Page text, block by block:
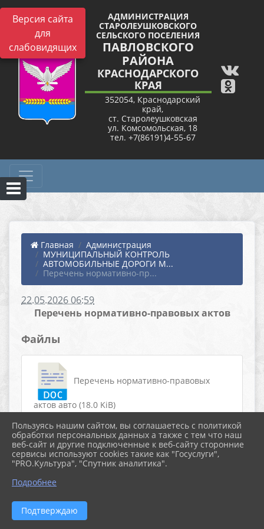
Версия сайта
для
слабовидящих
АДМИНИСТРАЦИЯ
СТАРОЛЕУШКОВСКОГО
СЕЛЬСКОГО ПОСЕЛЕНИЯ
ПАВЛОВСКОГО
РАЙОНА
КРАСНОДАРСКОГО
КРАЯ
352054, Краснодарский
край,
ст. Старолеушковская
ул. Комсомольская, 18
тел. +7(86191)4-55-67
Главная
Администрация
МУНИЦИПАЛЬНЫЙ КОНТРОЛЬ
АВТОМОБИЛЬНЫЕ ДОРОГИ М...
Перечень нормативно-пр...
22.05.2026 06:59
Перечень нормативно-правовых актов
Файлы
Перечень нормативно-правовых
актов авто (18.0 KiB)
2026 г. старолеушковское.рф
Карта сайта
Политика обработки персональных данных
Пользуясь нашим сайтом, вы соглашаетесь с политикой
обработки персональных данных а также с тем что наш
веб-сайт и другие подключенные к веб-сайту сторонние
сервисы используют cookies такие как "Госуслуги",
"PRO.Культура", "Спутник аналитика".
Подробнее
Подтверждаю